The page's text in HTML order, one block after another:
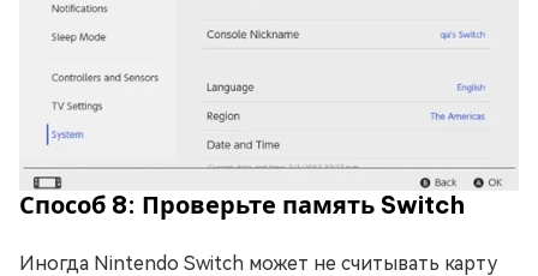
Способ 8: Проверьте память Switch
Иногда Nintendo Switch может не считывать карту